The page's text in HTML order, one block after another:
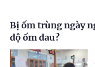
Bị ốm trùng ngày
độ ốm đau?